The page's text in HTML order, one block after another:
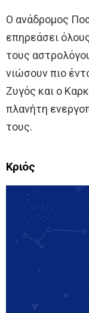
Ο ανάδρομος
επηρεάσει
τους
νιώσουν πιο
Ζυγός και ο
πλανήτη
τους.
Κριός